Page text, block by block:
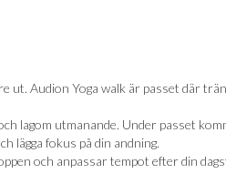
ut. Audion Yoga walk är passet där
lagom utmanande. Under passet
lägga fokus på din andning.
och anpassar tempot efter din